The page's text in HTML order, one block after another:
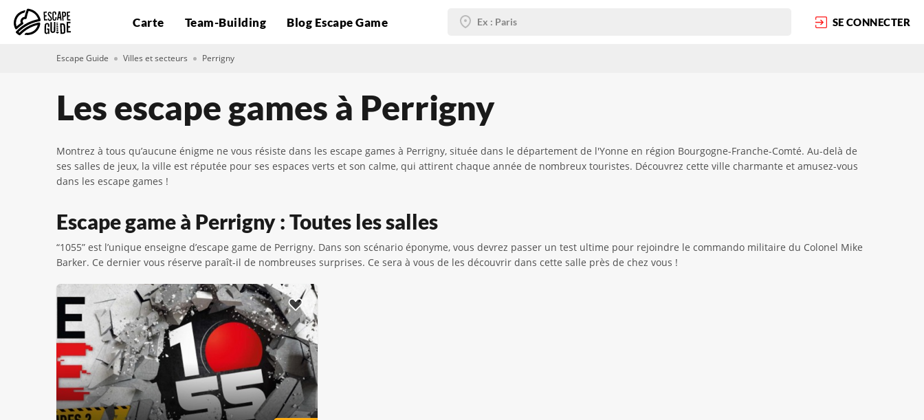
Carte Team-Building Blog Escape Game SE CONNECTER
Escape Guide Villes et secteurs Perrigny
Les escape games à Perrigny
Montrez à tous qu’aucune énigme ne vous résiste dans les escape games à Perrigny, située dans le département de l'Yonne en région Bourgogne-Franche-Comté. Au-delà de
ses salles de jeux, la ville est réputée pour ses espaces verts et son calme, qui attirent chaque année de nombreux touristes. Découvrez cette ville charmante et amusez-vous
dans les escape games !
Escape game à Perrigny : Toutes les salles
“1055” est l’unique enseigne d’escape game de Perrigny. Dans son scénario éponyme, vous devrez passer un test ultime pour rejoindre le commando militaire du Colonel Mike
Barker. Ce dernier vous réserve paraît-il de nombreuses surprises. Ce sera à vous de les découvrir dans cette salle près de chez vous !